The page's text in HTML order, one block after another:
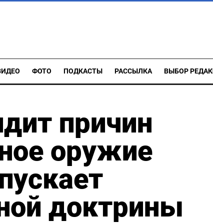
ФОТО ПОДКАСТЫ РАССЫЛКА ВЫБОР
причин
оружие
доктрины